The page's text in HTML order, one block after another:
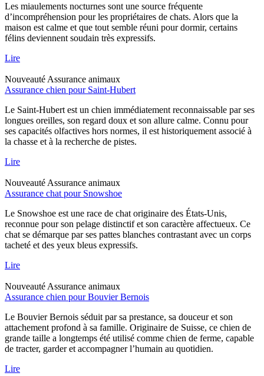
Les miaulements nocturnes sont une source fréquente
d’incompréhension pour les propriétaires de chats. Alors que la
maison est calme et que tout semble réuni pour dormir, certains
félins deviennent soudain très expressifs.
Lire
Nouveauté Assurance animaux
Assurance chien pour Saint-Hubert
Le Saint-Hubert est un chien immédiatement reconnaissable par ses
longues oreilles, son regard doux et son allure calme. Connu pour
ses capacités olfactives hors normes, il est historiquement associé à
la chasse et à la recherche de pistes.
Lire
Nouveauté Assurance animaux
Assurance chat pour Snowshoe
Le Snowshoe est une race de chat originaire des États-Unis,
reconnue pour son pelage distinctif et son caractère affectueux. Ce
chat se démarque par ses pattes blanches contrastant avec un corps
tacheté et des yeux bleus expressifs.
Lire
Nouveauté Assurance animaux
Assurance chien pour Bouvier Bernois
Le Bouvier Bernois séduit par sa prestance, sa douceur et son
attachement profond à sa famille. Originaire de Suisse, ce chien de
grande taille a longtemps été utilisé comme chien de ferme, capable
de tracter, garder et accompagner l’humain au quotidien.
Lire